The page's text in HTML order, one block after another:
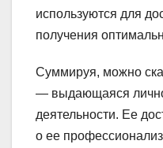
используются для
получения
Суммируя, можно
— выдающаяся
деятельности. Ее
о ее